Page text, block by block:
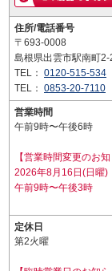
住所/電話番号
〒693-0008
島根県出雲市駅南町2-
TEL： 0120-515-534
TEL： 0853-20-7110
営業時間
午前9時〜午後6時
【営業時間変更のお知
2026年8月16日(日曜)
午前9時〜午後3時
定休日
第2火曜